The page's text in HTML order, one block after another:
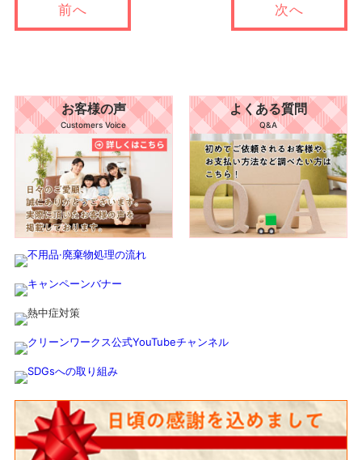
前へ 次へ
お客様の声
Customers Voice
よくある質問
Q&A